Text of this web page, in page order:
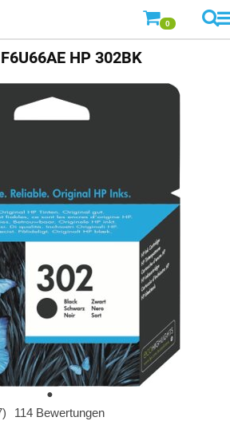
0
HP 302BK
114 Bewertungen